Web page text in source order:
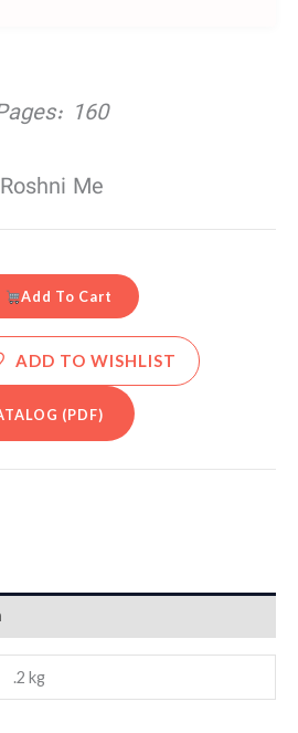
160
Me.
Add To Cart
ADD TO WISHLIST
(PDF)
.2 kg